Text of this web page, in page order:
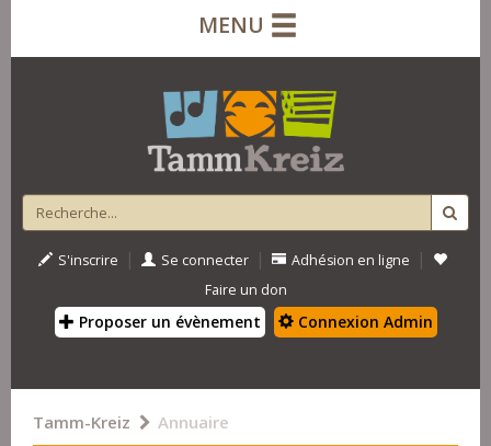
MENU
S'inscrire | Se connecter | Adhésion en ligne |
Faire un don
Proposer un évènement Connexion Admin
Tamm-Kreiz Annuaire